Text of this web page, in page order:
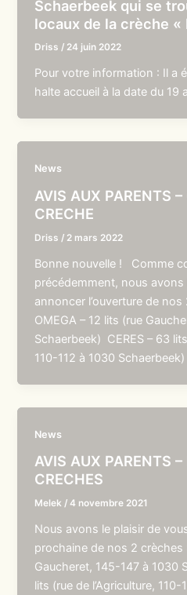
Schaerbeek qui se
locaux de la crèche «
Driss / 24 juin 2022
Pour votre information : Il a
halte accueil à la date du 19
News
AVIS AUX PARENTS –
CRECHE
Driss / 2 mars 2022
Bonne nouvelle ! Comme
précédemment, nous avons
annoncer l’ouverture de
OMEGA – 12 lits (rue
Schaerbeek) CERES – 63
110-112 à 1030 Schaerbeek)
News
AVIS AUX PARENTS –
CRECHES
Melek /4 novembre 2021
Nous avons le plaisir de
prochaine de nos 2 crèches
Gaucheret, 145-147 à 1030
lits (rue de l’Agriculture,